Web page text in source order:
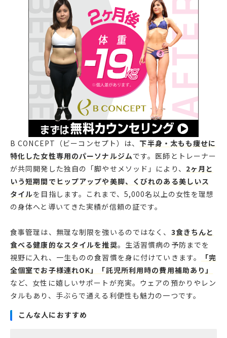
B CONCEPT（ビーコンセプト）は、 下半身・太もも痩せに
特化した女性専用のパーソナルジムです。医師とトレーナー
が共同開発した独自の「脚やせメソッド」により、 2ヶ月と
いう短期間でヒップアップや美脚、くびれのある美しいス
タイルを目指します。これまで、5,000名以上の女性を理想
の身体へと導いてきた実績が信頼の証です。
食事管理は、無理な制限を強いるのではなく、 3食きちんと
食べる健康的なスタイルを推奨。生活習慣病の予防までを
視野に入れ、一生ものの食習慣を身に付けていきます。
「完
全個室でお子様連れOK」「託児所利用時の費用補助あり」
など、女性に嬉しいサポートが充実。ウェアの預かりやレン
タルもあり、手ぶらで通える利便性も魅力の一つです。
こんな人におすすめ